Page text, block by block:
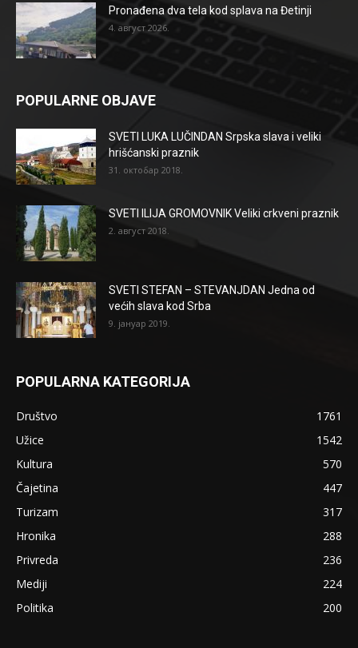
Pronađena dva tela kod splava na Đetinji
4. август 2026.
POPULARNE OBJAVE
SVETI LUKA LUČINDAN Srpska slava i veliki
hrišćanski praznik
31. октобар 2018.
SVETI ILIJA GROMOVNIK Veliki crkveni praznik
2. август 2018.
SVETI STEFAN – STEVANJDAN Jedna od
većih slava kod Srba
9. јануар 2019.
POPULARNA KATEGORIJA
Društvo
1761
Užice
1542
Kultura
570
Čajetina
447
Turizam
317
Hronika
288
Privreda
236
Mediji
224
Politika
200